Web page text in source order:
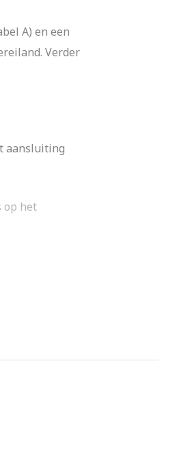
A) en een
Verder
aansluiting
op het
tot je
Het is